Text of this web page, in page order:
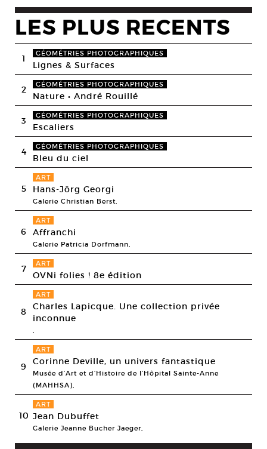
LES PLUS RECENTS
1 GÉOMÉTRIES PHOTOGRAPHIQUES
Lignes & Surfaces
2 GÉOMÉTRIES PHOTOGRAPHIQUES
Nature • André Rouillé
3 GÉOMÉTRIES PHOTOGRAPHIQUES
Escaliers
4 GÉOMÉTRIES PHOTOGRAPHIQUES
Bleu du ciel
5
ART
Hans-Jörg Georgi
Galerie Christian Berst,
6
ART
Affranchi
Galerie Patricia Dorfmann,
7 ART
OVNi folies ! 8e édition
8
ART
Charles Lapicque. Une collection privée
inconnue
,
9
ART
Corinne Deville, un univers fantastique
Musée d’Art et d’Histoire de l’Hôpital Sainte-Anne
(MAHHSA),
10
ART
Jean Dubuffet
Galerie Jeanne Bucher Jaeger,